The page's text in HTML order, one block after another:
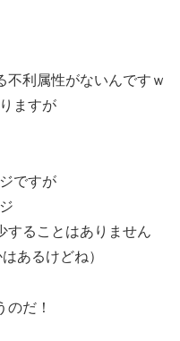
不利属性がないんですｗ
ますが
ですが
することはありません
あるけどね）
だ！